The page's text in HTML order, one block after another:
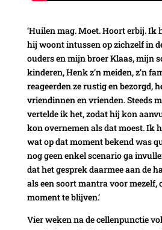
‘Huilen mag. Moet. Hoort erbij. Ik
hij woont intussen op zichzelf in
ouders en mijn broer Klaas, mijn
kinderen, Henk z’n meiden, z’n
reageerden ze rustig en bezorgd,
vriendinnen en vrienden. Steeds
vertelde ik het, zodat hij kon
kon overnemen als dat moest. Ik
wat op dat moment bekend was
nog geen enkel scenario ga
dat het gesprek daarmee aan de
als een soort mantra voor mezelf,
moment te blijven.’
Vier weken na de cellenpunctie